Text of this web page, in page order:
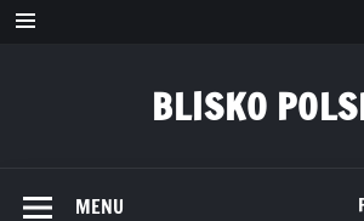
Przejdź
BLISKO
MENU